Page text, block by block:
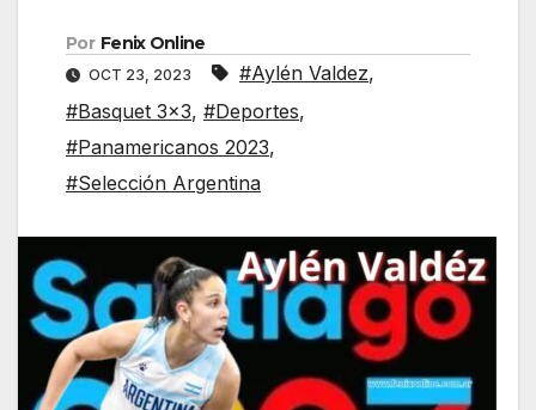
Por Fenix Online
OCT 23, 2023 #Aylén Valdez,
#Basquet 3x3, #Deportes,
#Panamericanos 2023,
#Selección Argentina